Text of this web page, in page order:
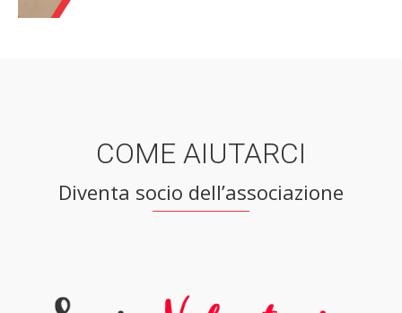
COME AIUTARCI
Diventa socio dell’associazione